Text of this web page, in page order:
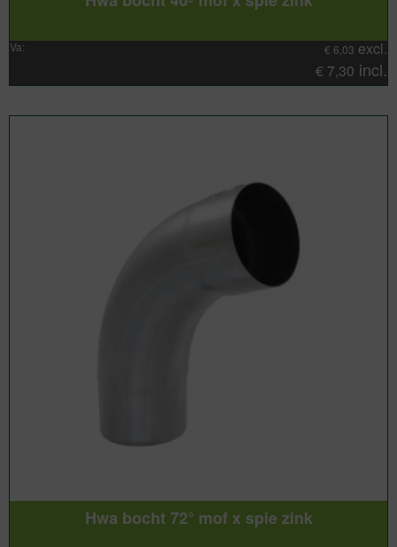
Va: € 6,03 excl.
€ 7,30 incl.
Hwa bocht 72° mof x spie zink